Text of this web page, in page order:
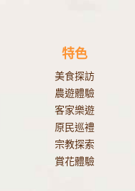
特色
美食探訪
農遊體驗
客家樂遊
原民巡禮
宗教探索
賞花體驗